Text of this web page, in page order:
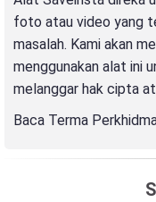
foto atau video yang
masalah. Kami akan
menggunakan alat ini
melanggar hak cipta
Baca Terma